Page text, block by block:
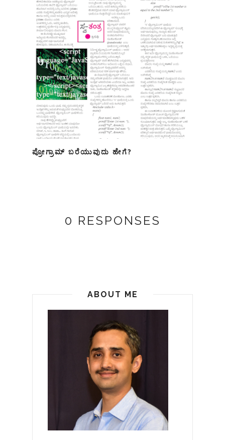
ಪ್ರೋಗ್ರಾಮ್ ಬರೆಯುವುದು ಹೇಗೆ?
0 RESPONSES
ABOUT ME